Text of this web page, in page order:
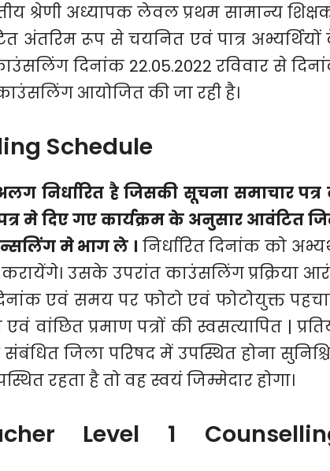
श्रेणी अध्यापक लेवल प्रथम सामान्य
अंतरिम रूप से चयनित एवं पात्र
दिनांक 22.05.2022 रविवार से
आयोजित की जा रही है।
Schedule
निर्धारित है जिसकी सूचना समाचार
पत्र मे दिए गए कार्यक्रम के अनुसार आवंटित
मे भाग ले । निर्धारित दिनांक को
उसके उपरांत काउंसलिंग प्रक्रिया
दिनांक एवं समय पर फोटो एवं फोटोयुक्त
वांछित प्रमाण पत्रों की स्वसत्यापित |
जिला परिषद में उपस्थित होना
रहता है तो वह स्वयं जिम्मेदार होगा।
Level 1